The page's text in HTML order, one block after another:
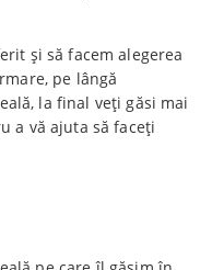
și să facem alegerea
pe lângă
la final veți găsi mai
a vă ajuta să faceți